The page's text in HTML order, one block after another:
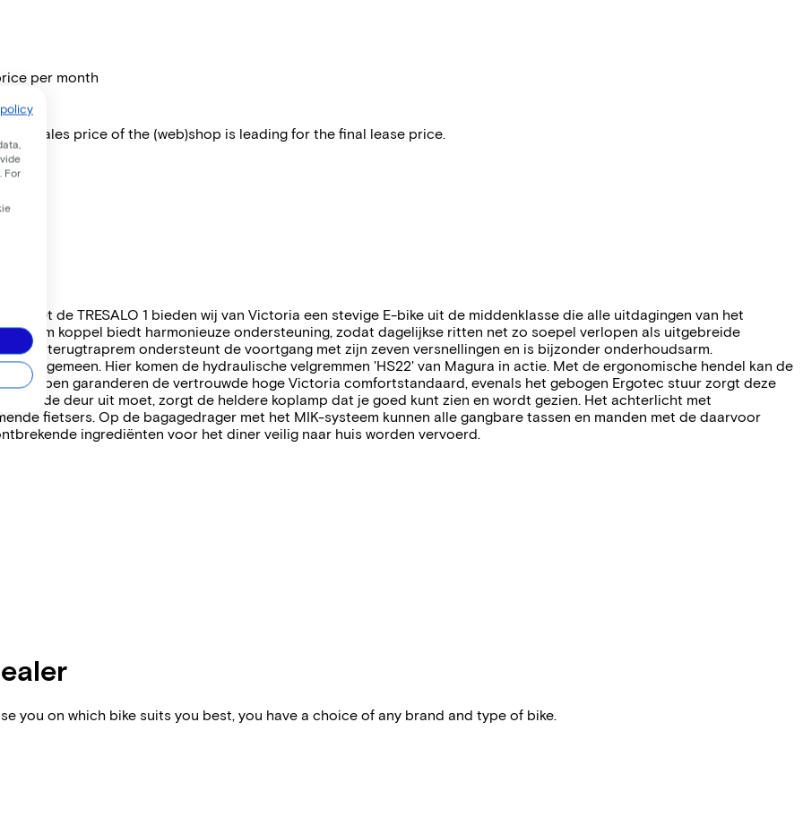
per month
sales price of the (web)shop is leading for the final lease price.
¦ Met de TRESALO 1 bieden wij van Victoria een stevige E-bike uit de middenklasse die alle uitdagingen van het
50 Nm koppel biedt harmonieuze ondersteuning, zodat dagelijkse ritten net zo soepel verlopen als uitgebreide
met terugtraprem ondersteunt de voortgang met zijn zeven versnellingen en is bijzonder onderhoudsarm.
algemeen. Hier komen de hydraulische velgremmen 'HS22' van Magura in actie. Met de ergonomische hendel kan de
zadelpen garanderen de vertrouwde hoge Victoria comfortstandaard, evenals het gebogen Ergotec stuur zorgt deze
even de deur uit moet, zorgt de heldere koplamp dat je goed kunt zien en wordt gezien. Het achterlicht met
fietsers. Op de bagagedrager met het MIK-systeem kunnen alle gangbare tassen en manden met de daarvoor
ingrediënten voor het diner veilig naar huis worden vervoerd.
you on which bike suits you best, you have a choice of any brand and type of bike.
. For